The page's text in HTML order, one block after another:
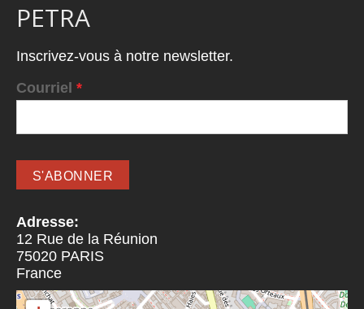
PETRA
Inscrivez-vous à notre newsletter.
Courriel *
Adresse:
12 Rue de la Réunion
75020 PARIS
France